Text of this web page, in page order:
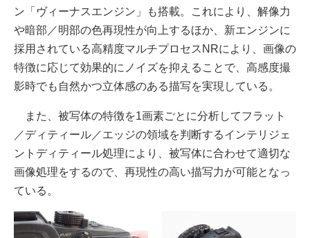
ン「ヴィーナスエンジン」も搭載。これにより、解像力
や暗部／明部の色再現性が向上するほか、新エンジンに
採用されている高精度マルチプロセスNRにより、画像の
特徴に応じて効果的にノイズを抑えることで、高感度撮
影時でも自然かつ立体感のある描写を実現している。
また、被写体の特徴を1画素ごとに分析してフラット
／ディティール／エッジの領域を判断するインテリジェ
ントディティール処理により、被写体に合わせて適切な
画像処理をするので、再現性の高い描写力が可能となっ
ている。